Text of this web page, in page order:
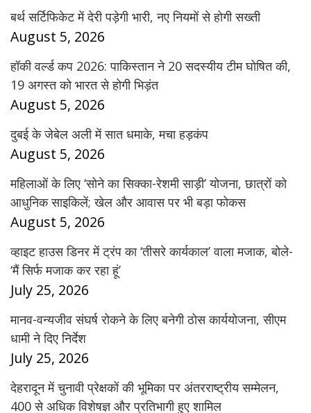
बर्थ सर्टिफिकेट में देरी पड़ेगी भारी, नए नियमों से होगी सख्ती
August 5, 2026
हॉकी वर्ल्ड कप 2026: पाकिस्तान ने 20 सदस्यीय टीम घोषित की,
19 अगस्त को भारत से होगी भिड़ंत
August 5, 2026
दुबई के जेबेल अली में सात धमाके, मचा हड़कंप
August 5, 2026
महिलाओं के लिए ‘सोने का सिक्का-रेशमी साड़ी’ योजना, छात्रों को
आधुनिक साइकिलें; खेल और आवास पर भी बड़ा फोकस
August 5, 2026
व्हाइट हाउस डिनर में ट्रंप का ‘तीसरे कार्यकाल’ वाला मजाक, बोले-
‘मैं सिर्फ मजाक कर रहा हूं’
July 25, 2026
मानव-वन्यजीव संघर्ष रोकने के लिए बनेगी ठोस कार्ययोजना, सीएम
धामी ने दिए निर्देश
July 25, 2026
देहरादून में चुनावी प्रेक्षकों की भूमिका पर अंतरराष्ट्रीय सम्मेलन,
400 से अधिक विशेषज्ञ और प्रतिभागी हुए शामिल